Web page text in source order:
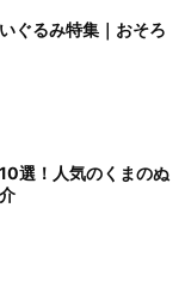
ぐるみ特集｜おそろ
選！人気のくまのぬ